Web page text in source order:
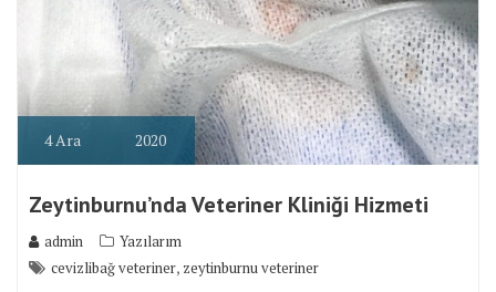
4Ara 2020
Zeytinburnu’nda Veteriner Kliniği Hizmeti
admin
Yazılarım
cevizlibağ veteriner, zeytinburnu veteriner